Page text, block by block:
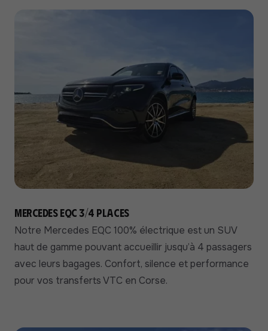
Mercedes EQC 3/4 places
Notre Mercedes EQC 100% électrique est un SUV
haut de gamme pouvant accueillir jusqu’à 4 passagers
avec leurs bagages. Confort, silence et performance
pour vos transferts VTC en Corse.